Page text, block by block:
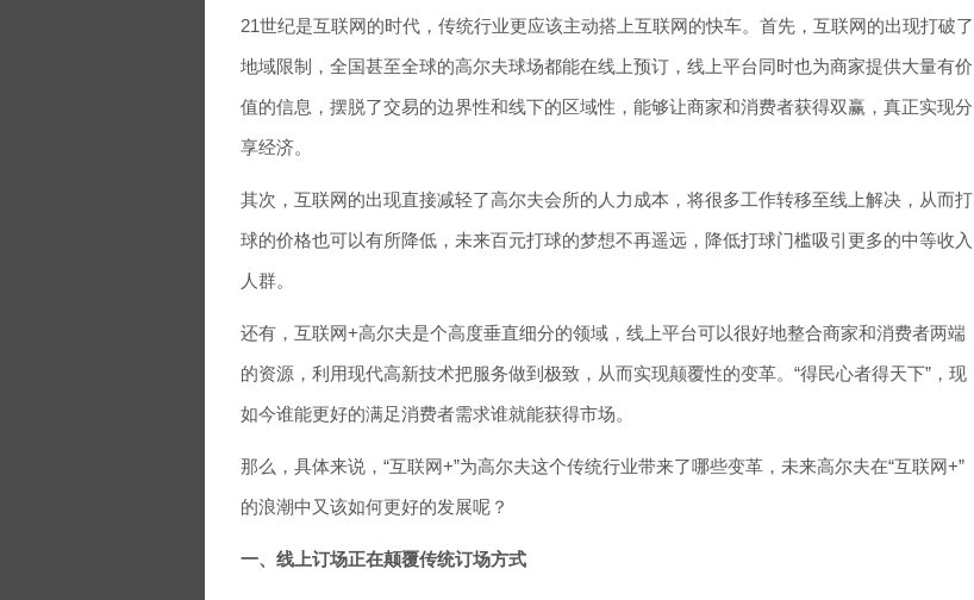
21世纪是互联网的时代，传统行业更应该主动搭上互联网的快车。首先，互联网的出现打破了
地域限制，全国甚至全球的高尔夫球场都能在线上预订，线上平台同时也为商家提供大量有价
值的信息，摆脱了交易的边界性和线下的区域性，能够让商家和消费者获得双赢，真正实现分
享经济。
其次，互联网的出现直接减轻了高尔夫会所的人力成本，将很多工作转移至线上解决，从而打
球的价格也可以有所降低，未来百元打球的梦想不再遥远，降低打球门槛吸引更多的中等收入
人群。
还有，互联网+高尔夫是个高度垂直细分的领域，线上平台可以很好地整合商家和消费者两端
的资源，利用现代高新技术把服务做到极致，从而实现颠覆性的变革。“得民心者得天下”，现
如今谁能更好的满足消费者需求谁就能获得市场。
那么，具体来说，“互联网+”为高尔夫这个传统行业带来了哪些变革，未来高尔夫在“互联网+”
的浪潮中又该如何更好的发展呢？
一、线上订场正在颠覆传统订场方式